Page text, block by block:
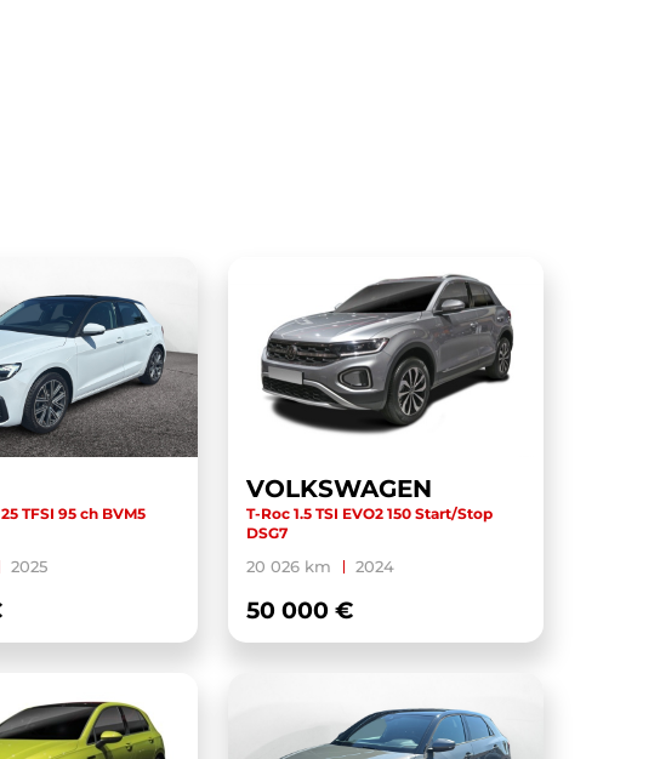
TFSI 95 ch BVM5
2025
VOLKSWAGEN
T-Roc 1.5 TSI EVO2 150 Start/Stop
DSG7
20 026 km 2024
50 000 €